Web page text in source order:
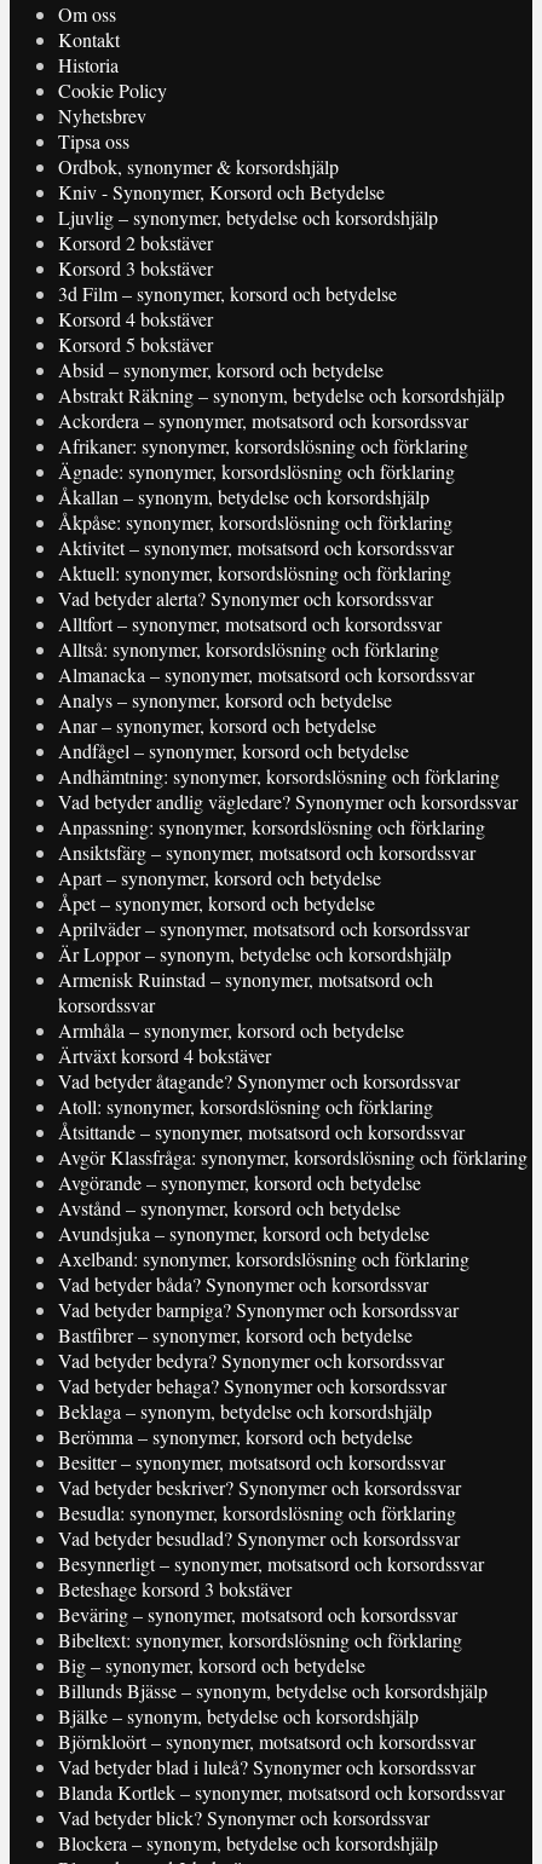
Om oss
Kontakt
Historia
Cookie Policy
Nyhetsbrev
Tipsa oss
Ordbok, synonymer & korsordshjälp
Kniv - Synonymer, Korsord och Betydelse
Ljuvlig – synonymer, betydelse och korsordshjälp
Korsord 2 bokstäver
Korsord 3 bokstäver
3d Film – synonymer, korsord och betydelse
Korsord 4 bokstäver
Korsord 5 bokstäver
Absid – synonymer, korsord och betydelse
Abstrakt Räkning – synonym, betydelse och korsordshjälp
Ackordera – synonymer, motsatsord och korsordssvar
Afrikaner: synonymer, korsordslösning och förklaring
Ägnade: synonymer, korsordslösning och förklaring
Åkallan – synonym, betydelse och korsordshjälp
Åkpåse: synonymer, korsordslösning och förklaring
Aktivitet – synonymer, motsatsord och korsordssvar
Aktuell: synonymer, korsordslösning och förklaring
Vad betyder alerta? Synonymer och korsordssvar
Alltfort – synonymer, motsatsord och korsordssvar
Alltså: synonymer, korsordslösning och förklaring
Almanacka – synonymer, motsatsord och korsordssvar
Analys – synonymer, korsord och betydelse
Anar – synonymer, korsord och betydelse
Andfågel – synonymer, korsord och betydelse
Andhämtning: synonymer, korsordslösning och förklaring
Vad betyder andlig vägledare? Synonymer och korsordssvar
Anpassning: synonymer, korsordslösning och förklaring
Ansiktsfärg – synonymer, motsatsord och korsordssvar
Apart – synonymer, korsord och betydelse
Åpet – synonymer, korsord och betydelse
Aprilväder – synonymer, motsatsord och korsordssvar
Är Loppor – synonym, betydelse och korsordshjälp
Armenisk Ruinstad – synonymer, motsatsord och
korsordssvar
Armhåla – synonymer, korsord och betydelse
Ärtväxt korsord 4 bokstäver
Vad betyder åtagande? Synonymer och korsordssvar
Atoll: synonymer, korsordslösning och förklaring
Åtsittande – synonymer, motsatsord och korsordssvar
Avgör Klassfråga: synonymer, korsordslösning och förklaring
Avgörande – synonymer, korsord och betydelse
Avstånd – synonymer, korsord och betydelse
Avundsjuka – synonymer, korsord och betydelse
Axelband: synonymer, korsordslösning och förklaring
Vad betyder båda? Synonymer och korsordssvar
Vad betyder barnpiga? Synonymer och korsordssvar
Bastfibrer – synonymer, korsord och betydelse
Vad betyder bedyra? Synonymer och korsordssvar
Vad betyder behaga? Synonymer och korsordssvar
Beklaga – synonym, betydelse och korsordshjälp
Berömma – synonymer, korsord och betydelse
Besitter – synonymer, motsatsord och korsordssvar
Vad betyder beskriver? Synonymer och korsordssvar
Besudla: synonymer, korsordslösning och förklaring
Vad betyder besudlad? Synonymer och korsordssvar
Besynnerligt – synonymer, motsatsord och korsordssvar
Beteshage korsord 3 bokstäver
Beväring – synonymer, motsatsord och korsordssvar
Bibeltext: synonymer, korsordslösning och förklaring
Big – synonymer, korsord och betydelse
Billunds Bjässe – synonym, betydelse och korsordshjälp
Bjälke – synonym, betydelse och korsordshjälp
Björnkloört – synonymer, motsatsord och korsordssvar
Vad betyder blad i luleå? Synonymer och korsordssvar
Blanda Kortlek – synonymer, motsatsord och korsordssvar
Vad betyder blick? Synonymer och korsordssvar
Blockera – synonym, betydelse och korsordshjälp